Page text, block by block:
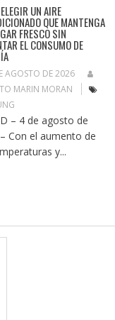
UN AIRE
QUE MANTENGA
FRESCO SIN
EL CONSUMO DE
AGOSTO DE 2026
MARIN MORAN
– 4 de agosto de
Con el aumento de
y...